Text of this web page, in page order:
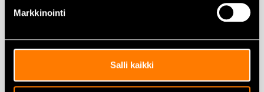
Markkinointi
Salli kaikki
Milwaukee M18 FSZ-0
Puukkosaha runko